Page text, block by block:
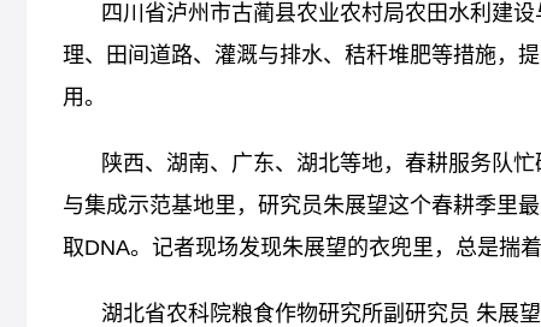
四川省泸州市古蔺县农业农村局农田水利建
理、田间道路、灌溉与排水、秸秆堆肥等措施，
用。
陕西、湖南、广东、湖北等地，春耕服务队
与集成示范基地里，研究员朱展望这个春耕季里
取DNA。记者现场发现朱展望的衣兜里，总是揣着
湖北省农科院粮食作物研究所副研究员 朱展